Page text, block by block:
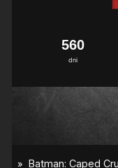
dni
560